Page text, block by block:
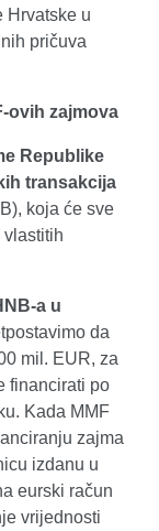
Hrvatske u
pričuva
ovih zajmova
Republike
transakcija
koja će sve
a u
da
mil. EUR, za
financirati po
Kada MMF
zajma
izdanu u
eurski račun
vrijednosti